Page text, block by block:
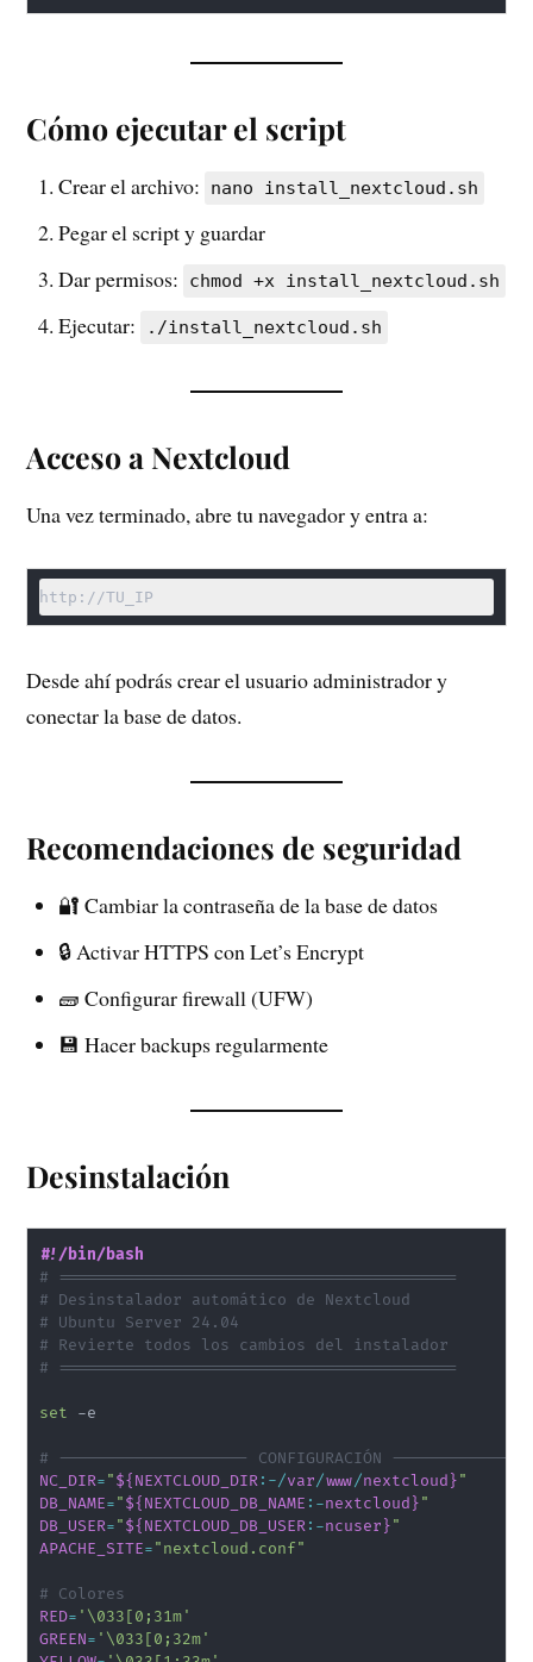
Cómo ejecutar el script
Crear el archivo: nano install_nextcloud.sh
Pegar el script y guardar
Dar permisos:
chmod +x install_nextcloud.sh
Ejecutar: ./install_nextcloud.sh
Acceso a Nextcloud
Una vez terminado, abre tu navegador y entra a:
http://TU_IP
Desde ahí podrás crear el usuario administrador y
conectar la base de datos.
Recomendaciones de seguridad
🔐 Cambiar la contraseña de la base de datos
🔒 Activar HTTPS con Let’s Encrypt
🧱 Configurar firewall (UFW)
💾 Hacer backups regularmente
Desinstalación
#!/bin/bash
# ==========================================
# Desinstalador automático de Nextcloud
# Ubuntu Server 24.04
# Revierte todos los cambios del instalador
# ==========================================
set -e
# -------------------- CONFIGURACIÓN
NC_DIR="${NEXTCLOUD_DIR:-/var/www/nextcloud}"
DB_NAME="${NEXTCLOUD_DB_NAME :-nextcloud}"
DB_USER="${NEXTCLOUD_DB_USER:-ncuser}"
APACHE_SITE="nextcloud.conf"
# Colores
RED= '\033[0;31m'
GREEN= '\033[0;32m'